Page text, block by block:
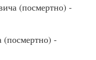
(посмертно) -
-